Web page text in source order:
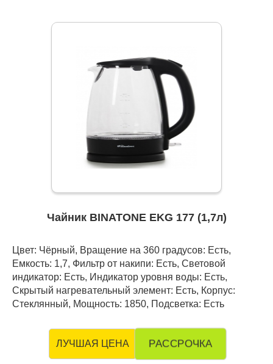
Чайник BINATONE EKG 177 (1,7л)
Цвет: Чёрный, Вращение на 360 градусов: Есть,
Емкость: 1,7, Фильтр от накипи: Есть, Световой
индикатор: Есть, Индикатор уровня воды: Есть,
Скрытый нагревательный элемент: Есть, Корпус:
Стеклянный, Мощность: 1850, Подсветка: Есть
ЛУЧШАЯ ЦЕНА РАССРОЧКА